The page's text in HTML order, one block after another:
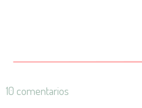
10 comentarios